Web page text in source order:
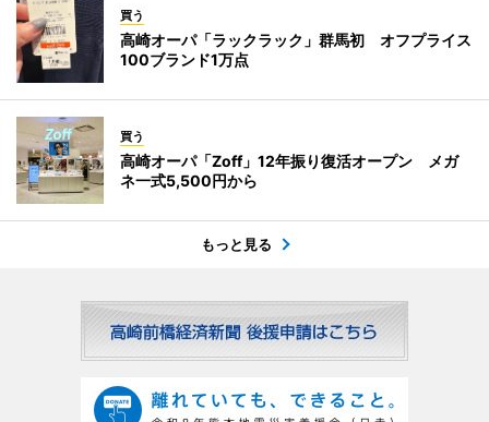
買う
高崎オーパ「ラックラック」群馬初 オフプライス
100ブランド1万点
買う
高崎オーパ「Zoff」12年振り復活オープン メガ
ネ一式5,500円から
もっと見る